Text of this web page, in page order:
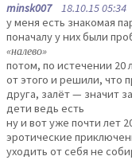
minsk00718.10.15 05:34
у меня есть знакомая
поначалу у них были
«налево»
потом, по истечении 20
от этого и решили, что
друга, залёт — значит
дети ведь есть
ну и вот уже почти лет
эротические
уходить от себя не